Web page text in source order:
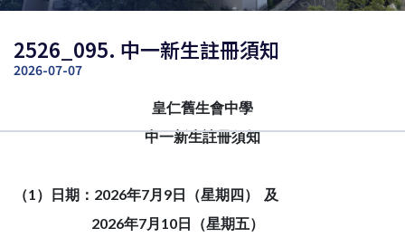
2526_095. 中一新生註冊須知
2026-07-07
皇仁舊生會中學
中一新生註冊須知
（1）日期：2026年7月9日（星期四） 及
2026年7月10日（星期五）